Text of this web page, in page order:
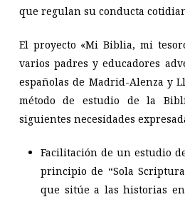
que regulan su conducta
El proyecto «Mi Biblia, mi
varios padres y educadores
españolas de Madrid-Alenza y
método de estudio de la
siguientes necesidades
Facilitación de un estudio
principio de “Sola
que sitúe a las historias